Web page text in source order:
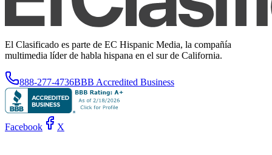
El Clasificado es parte de EC Hispanic Media, la compañía
multimedia líder de habla hispana en el sur de California.
888-277-4736BBB Accredited Business
Facebook X